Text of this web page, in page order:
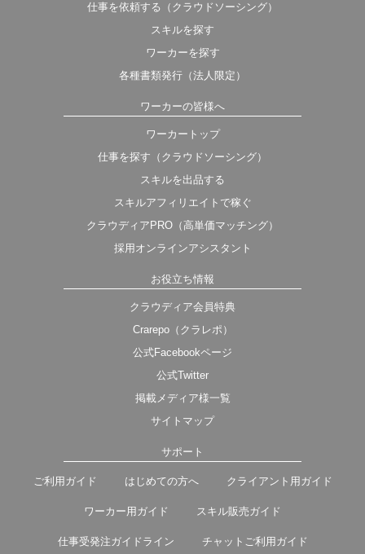
仕事を依頼する（クラウドソーシング）
スキルを探す
ワーカーを探す
各種書類発行（法人限定）
ワーカーの皆様へ
ワーカートップ
仕事を探す（クラウドソーシング）
スキルを出品する
スキルアフィリエイトで稼ぐ
クラウディアPRO（高単価マッチング）
採用オンラインアシスタント
お役立ち情報
クラウディア会員特典
Crarepo（クラレポ）
公式Facebookページ
公式Twitter
掲載メディア様一覧
サイトマップ
サポート
ご利用ガイド はじめての方へ クライアント用ガイド
ワーカー用ガイド スキル販売ガイド
仕事受発注ガイドライン チャットご利用ガイド